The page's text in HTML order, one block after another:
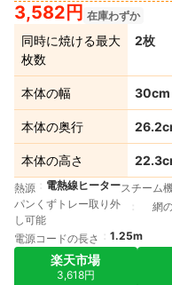
3,582円 在庫わずか
同時に焼ける最大
枚数
2枚
本体の幅 30cm
本体の奥行
本体の高さ
熱源 電熱線ヒータースチーム
パンくずトレー取り外
し可能
網
電源コードの長さ 1.25m
楽天市場
3,618円